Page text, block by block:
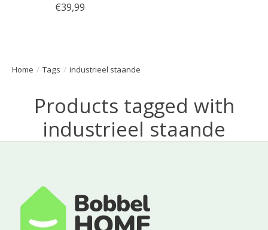
Home / Tags / industrieel staande
Products tagged with
industrieel staande
€39,99